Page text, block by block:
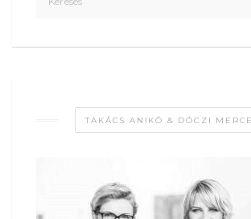
TAKÁCS ANIKÓ & DÓCZI